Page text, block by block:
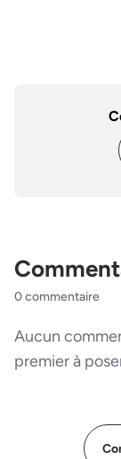
0 commentaire
Aucun
premier à